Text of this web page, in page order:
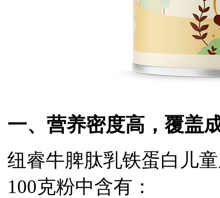
一、营养密度高，覆盖
纽睿牛脾肽乳铁蛋白儿
100克粉中含有：